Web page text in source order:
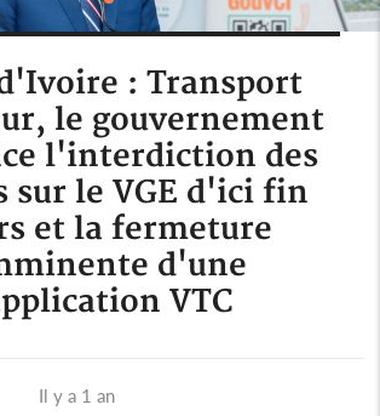
: Transport
le gouvernement
l'interdiction des
sur le VGE d'ici fin
et la fermeture
d'une
VTC
Il y a 1 an